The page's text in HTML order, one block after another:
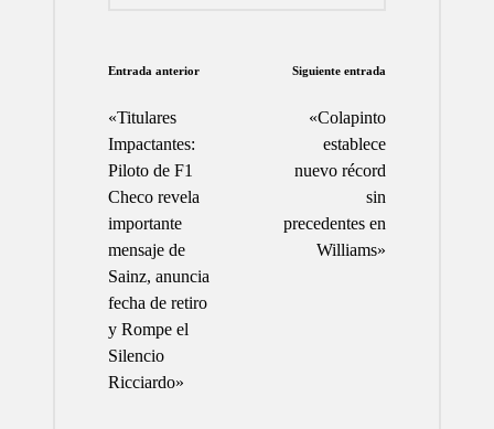
Navegación
de
entradas
Entrada anterior
«Titulares
Impactantes:
Piloto de F1
Checo revela
importante
mensaje de
Sainz, anuncia
fecha de retiro
y Rompe el
Silencio
Ricciardo»
Siguiente entrada
«Colapinto
establece
nuevo récord
sin
precedentes en
Williams»